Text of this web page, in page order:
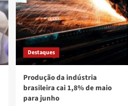
Destaques
Produção da indústria
brasileira cai 1,8% de maio
para junho